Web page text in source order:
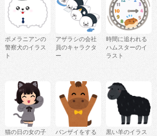
ポメラニアンの
警察犬のイラス
ト
アザラシの会社
員のキャラクタ
ー
時間に追われる
ハムスターのイ
ラスト
猫の日の女の子
バンザイをする
黒い羊のイラス